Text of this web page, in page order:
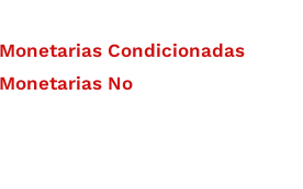
Condicionadas
No